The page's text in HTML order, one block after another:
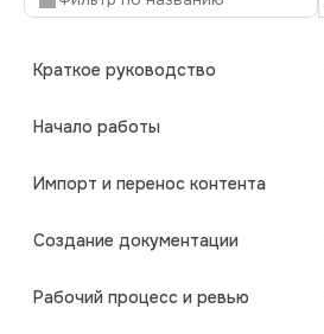
Краткое руководство
Начало работы
Импорт и перенос контента
Создание документации
Рабочий процесс и ревью